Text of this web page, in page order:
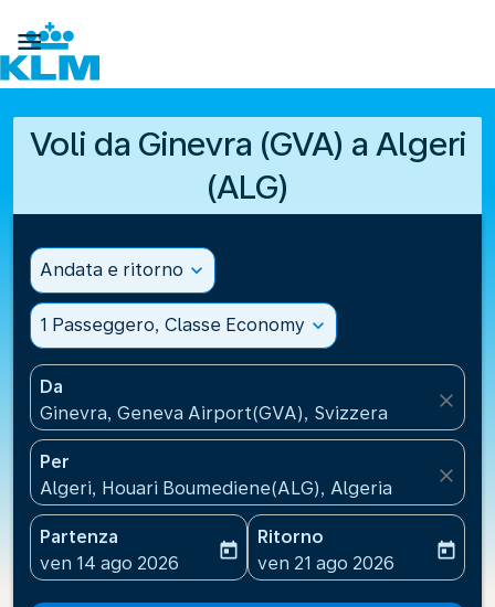

Voli da Ginevra (GVA) a Algeri
(ALG)
Andata e ritorno expand_more
1 Passeggero, Classe Economy expand_more
Da
Ginevra, Geneva Airport(GVA), Svizzera
close
Per
Algeri, Houari Boumediene(ALG), Algeria
close
Partenza
fc-booking-departure-date-aria-label
ven 14 ago 2026
today
Ritorno
fc-booking-return-date-
ven 21 ago 2026
today